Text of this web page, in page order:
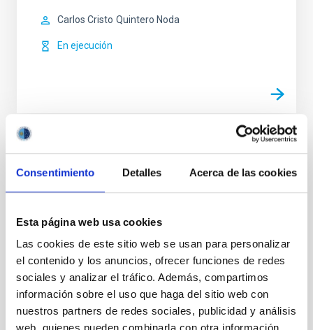
Consentimiento Detalles Acerca de las cookies
Esta página web usa cookies
Las cookies de este sitio web se usan para personalizar
el contenido y los anuncios, ofrecer funciones de redes
sociales y analizar el tráfico. Además, compartimos
información sobre el uso que haga del sitio web con
nuestros partners de redes sociales, publicidad y análisis
Carlos Cristo Quintero Noda
En ejecución
VIGENCIA
TIPO DE FINANCIACIÓN
ESTADO